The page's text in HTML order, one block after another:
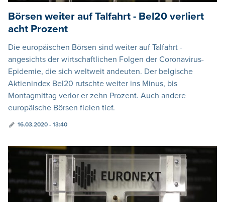
Börsen weiter auf Talfahrt - Bel20 verliert
acht Prozent
Die europäischen Börsen sind weiter auf Talfahrt -
angesichts der wirtschaftlichen Folgen der Coronavirus-
Epidemie, die sich weltweit andeuten. Der belgische
Aktienindex Bel20 rutschte weiter ins Minus, bis
Montagmittag verlor er zehn Prozent. Auch andere
europäische Börsen fielen tief.
16.03.2020 - 13:40